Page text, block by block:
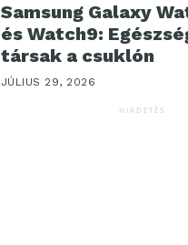
Samsung Galaxy
és Watch9:
társak a csuklón
JÚLIUS 29, 2026
HIRDETÉS